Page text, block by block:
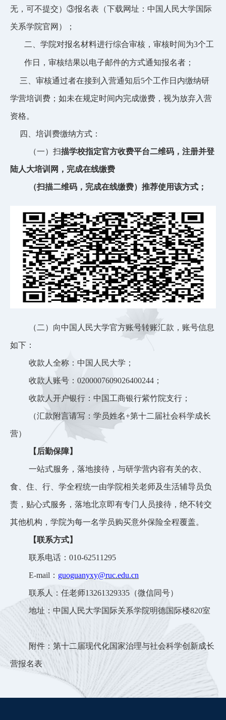
无，可不提交）③报名表（下载网址：中国人民大学国际
关系学院官网）；
二、学院对报名材料进行综合审核，审核时间为3个工
作日，审核结果以电子邮件的方式通知报名者；
三、审核通过者在接到入营通知后5个工作日内缴纳研
学营培训费；如未在规定时间内完成缴费，视为放弃入营
资格。
四、培训费缴纳方式：
（一）扫描学校指定官方收费平台二维码，注册并登
陆人大培训网，完成在线缴费
（扫描二维码，完成在线缴费）推荐使用该方式；
（二）向中国人民大学官方账号转账汇款，账号信息
如下：
收款人全称：中国人民大学；
收款人账号： 0200007609026400244；
收款人开户银行：中国工商银行紫竹院支行；
（汇款附言请写：学员姓名+第十二届社会科学成长
营）
【后勤保障】
一站式服务，落地接待，与研学营内容有关的衣、
食、住、行、学全程统一由学院相关老师及生活辅导员负
责，贴心式服务，落地北京即有专门人员接待，绝不转交
其他机构，学院为每一名学员购买意外保险全程覆盖。
【联系方式】
联系电话： 010-62511295
E-mail ： guoguanyxy@ruc.edu.cn
联系人：任老师13261329335 （微信同号）
地址：中国人民大学国际关系学院明德国际楼820室
附件：第十二届现代化国家治理与社会科学创新成长
营报名表